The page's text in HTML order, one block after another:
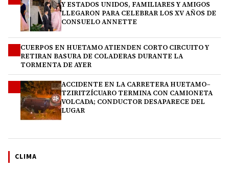
Y ESTADOS UNIDOS, FAMILIARES Y AMIGOS
LLEGARON PARA CELEBRAR LOS XV AÑOS DE
CONSUELO ANNETTE
CUERPOS EN HUETAMO ATIENDEN CORTO CIRCUITO Y
RETIRAN BASURA DE COLADERAS DURANTE LA
TORMENTA DE AYER
ACCIDENTE EN LA CARRETERA HUETAMO–
TZIRITZÍCUARO TERMINA CON CAMIONETA
VOLCADA; CONDUCTOR DESAPARECE DEL
LUGAR
CLIMA